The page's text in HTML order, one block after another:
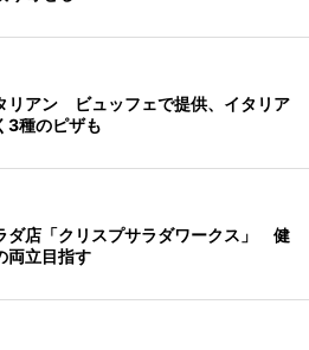
リアン ビュッフェで提供、イタリア
3種のピザも
ダ店「クリスプサラダワークス」 健
両立目指す